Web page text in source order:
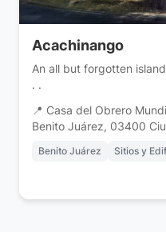
Acachinango
An all but forgotten
. .
📍 Casa del Obrero
Benito Juárez, 03400
Benito Juárez Sitios y